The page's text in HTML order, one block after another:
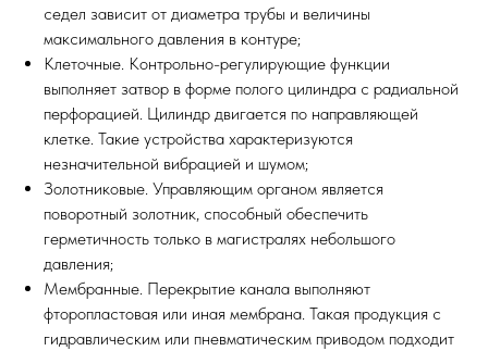
седел зависит от диаметра трубы и величины
максимального давления в контуре;
Клеточные. Контрольно-регулирующие функции
выполняет затвор в форме полого цилиндра с радиальной
перфорацией. Цилиндр двигается по направляющей
клетке. Такие устройства характеризуются
незначительной вибрацией и шумом;
Золотниковые. Управляющим органом является
поворотный золотник, способный обеспечить
герметичность только в магистралях небольшого
давления;
Мембранные. Перекрытие канала выполняют
фторопластовая или иная мембрана. Такая продукция с
гидравлическим или пневматическим приводом подходит